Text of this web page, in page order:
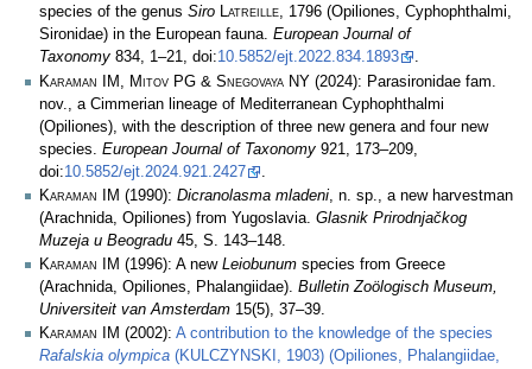
species of the genus Siro Latreille, 1796 (Opiliones, Cyphophthalmi,
Sironidae) in the European fauna. European Journal of
Taxonomy 834, 1–21, doi:10.5852/ejt.2022.834.1893
.
Karaman IM, Mitov PG & Snegovaya NY (2024): Parasironidae fam.
nov., a Cimmerian lineage of Mediterranean Cyphophthalmi
(Opiliones), with the description of three new genera and four new
species. European Journal of Taxonomy 921, 173–209,
doi:10.5852/ejt.2024.921.2427
Karaman IM (1990): Dicranolasma mladeni, n. sp., a new harvestman
(Arachnida, Opiliones) from Yugoslavia. Glasnik Prirodnjačkog
Muzeja u Beogradu 45, S. 143–148.
Karaman IM (1996): A new Leiobunum species from Greece
(Arachnida, Opiliones, Phalangiidae). Bulletin Zoölogisch Museum,
Universiteit van Amsterdam 15(5), 37–39.
Karaman IM (2002): A contribution to the knowledge of the species
Rafalskia olympica (KULCZYNSKI , 1903) (Opiliones, Phalangiidae,